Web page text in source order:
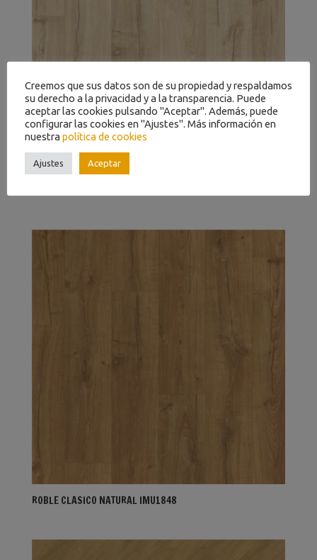
ROBLE CLASICO NATURAL IMU1848
Creemos que sus datos son de su propiedad y respaldamos
su derecho a la privacidad y a la transparencia. Puede
aceptar las cookies pulsando "Aceptar". Además, puede
configurar las cookies en "Ajustes". Más información en
nuestra política de cookies
Ajustes Aceptar